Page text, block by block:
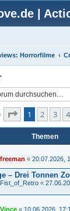
|
Horrorfilme
Seite von
1 2 3 4
Themen
freeman « 20.07.2026,
– Drei Tonnen
Fist_of_Retro «
Vince « 10.06.2026,